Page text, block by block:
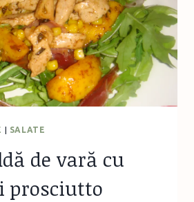
| SALATE
de vară cu
prosciutto